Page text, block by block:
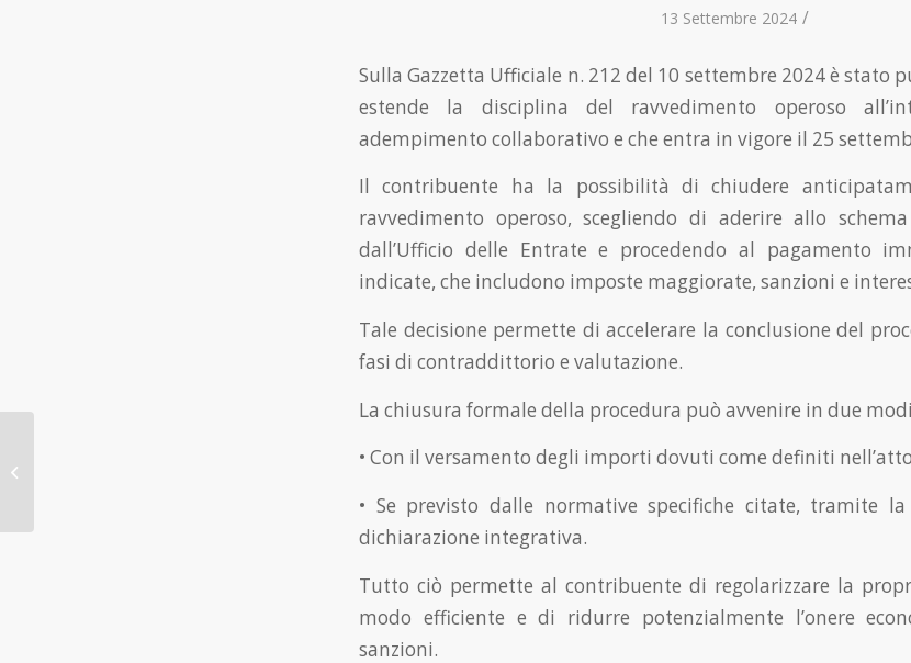
13 Settembre 2024 /
Sulla Gazzetta Ufficiale n. 212 del 10 settembre 2024 è stato
estende la disciplina del ravvedimento operoso
adempimento collaborativo e che entra in vigore il 25
Il contribuente ha la possibilità di chiudere
ravvedimento operoso, scegliendo di aderire allo
dall’Ufficio delle Entrate e procedendo al pagamento
indicate, che includono imposte maggiorate, sanzioni e
Tale decisione permette di accelerare la conclusione del
fasi di contraddittorio e valutazione.
La chiusura formale della procedura può avvenire in due
• Con il versamento degli importi dovuti come definiti
• Se previsto dalle normative specifiche citate, tramite
dichiarazione integrativa.
Tutto ciò permette al contribuente di regolarizzare la
modo efficiente e di ridurre potenzialmente l’onere
sanzioni.